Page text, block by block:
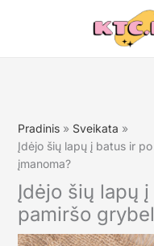
Pradinis
Sveikata
Įdėjo šių lapų į batus ir
įmanoma?
Įdėjo šių lapų
pamiršo